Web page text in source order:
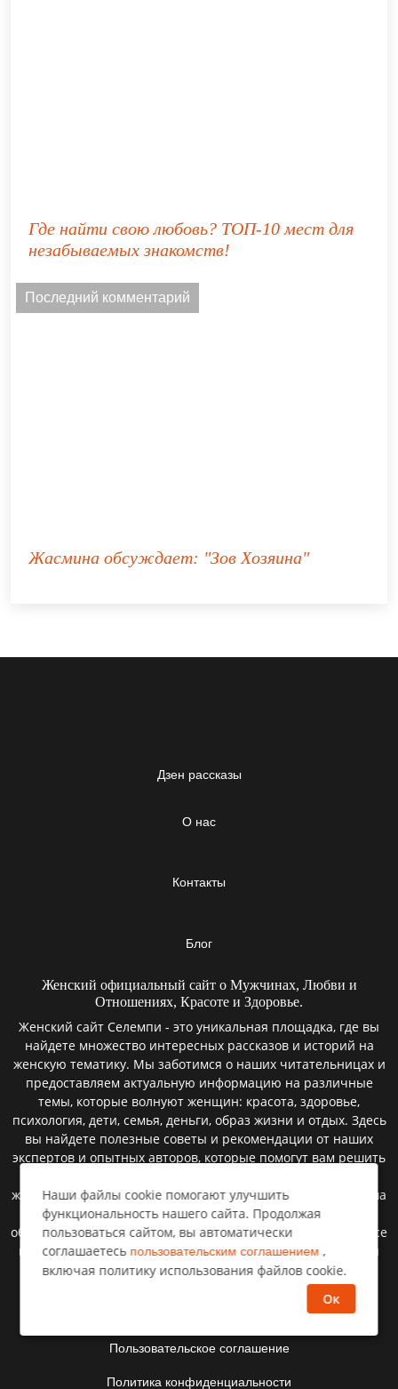
Где найти свою любовь? ТОП-10 мест для
незабываемых знакомств!
Последний комментарий
Жасмина обсуждает: "Зов Хозяина"
Дзен рассказы
О нас
Контакты
Блог
Женский официальный сайт о Мужчинах, Любви и
Отношениях, Красоте и Здоровье.
Женский сайт Селемпи - это уникальная площадка, где вы
найдете множество интересных рассказов и историй на
женскую тематику. Мы заботимся о наших читательницах и
предоставляем актуальную информацию на различные
темы, которые волнуют женщин: красота, здоровье,
психология, дети, семья, деньги, образ жизни и отдых. Здесь
вы найдете полезные советы и рекомендации от наших
экспертов и опытных авторов, которые помогут вам решить
женщина заслуживает быть счастливой и успешной, и наша
цель - помочь вам достичь этого. Мы постоянно
обновляемся и расширяем свой контент, чтобы быть в курсе
всех новостей и тенденций. Читайте нас, делитесь с нами
своими историями и впечатлениями, и будьте всегда в
курсе последних событий на нашем женском сайте.
Пользовательское соглашение
Политика конфиденциальности
Наши файлы cookie помогают улучшить
функциональность нашего сайта. Продолжая
пользоваться сайтом, вы автоматически
соглашаетесь пользовательским соглашением ,
включая политику использования файлов cookie.
Ок